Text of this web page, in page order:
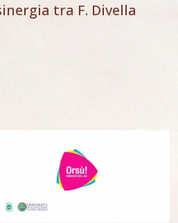
tra F. Divella